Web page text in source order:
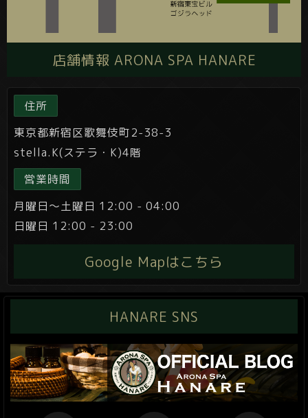
店舗情報 ARONA SPA HANARE
住所
東京都新宿区歌舞伎町2-38-3
stella.K(ステラ・K)4階
営業時間
月曜日～土曜日 12:00 - 04:00
日曜日 12:00 - 23:00
Google Mapはこちら
HANARE SNS